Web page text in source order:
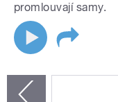
promlouvají samy.